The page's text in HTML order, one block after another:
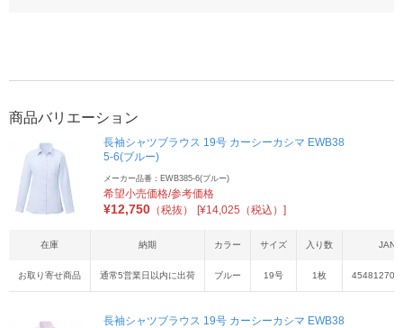
商品バリエーション
長袖シャツブラウス 19号 カーシーカシマ EWB38
5-6(ブルー)
メーカー品番：EWB385-6(ブルー)
希望小売価格/参考価格
¥12,750 （税抜） [¥14,025（税込）]
在庫 納期 カラー サイズ 入り数 JAN
お取り寄せ商品 通常5営業日以内に出荷 ブルー 19号 1枚
長袖シャツブラウス 19号 カーシーカシマ EWB38